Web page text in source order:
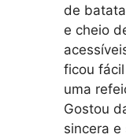
de
e cheio
ficou
uma
Gostou
sincera e